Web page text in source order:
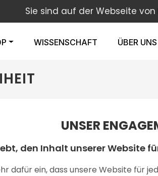
Sie sind auf der Webseite von
WISSENSCHAFT ÜBER UNS
UNSER
den Inhalt unserer Website
dafür ein, dass unsere Website für